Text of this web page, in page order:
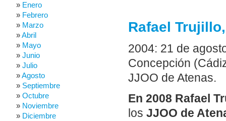
Rafael
2004: 21 de
Concepción
JJOO de Atenas.
En 2008 Rafael
los JJOO de
Enero
Febrero
Marzo
Abril
Mayo
Junio
Julio
Agosto
Septiembre
Octubre
Noviembre
Diciembre